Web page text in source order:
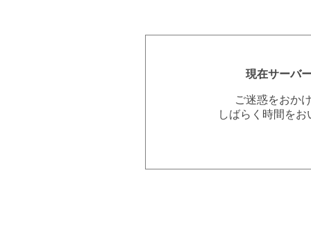
現在サーバ
ご迷惑をおか
しばらく時間を